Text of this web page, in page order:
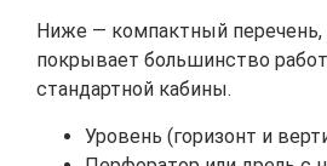
Ниже — компактный
покрывает большинство
стандартной кабины.
Уровень (горизонт и